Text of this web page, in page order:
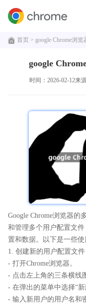
首页 > google Chrome浏
google
时间：2026-02-12来
Google Chrome浏览器的
和管理多个用户配置文
置和数据。以下是一些使
1. 创建新的用户配置文件
- 打开Chrome浏览器。
- 点击左上角的三条横线
- 在弹出的菜单中选择“新
- 输入新用户的用户名和